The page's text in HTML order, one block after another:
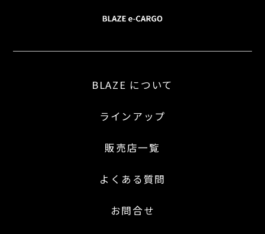
BLAZE について
ラインアップ
販売店一覧
よくある質問
お問合せ